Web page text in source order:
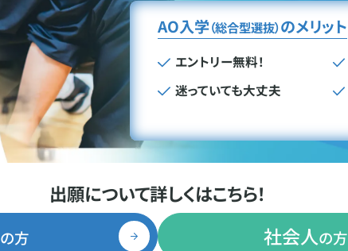
AO入学（総合型選抜）のメリット
エントリー無料！
迷っていても大丈夫
出願について詳しくはこちら！
の方 社会人の方